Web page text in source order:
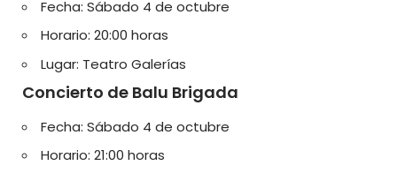
Fecha: Sábado 4 de octubre
Horario: 20:00 horas
Lugar: Teatro Galerías
Concierto de Balu Brigada
Fecha: Sábado 4 de octubre
Horario: 21:00 horas